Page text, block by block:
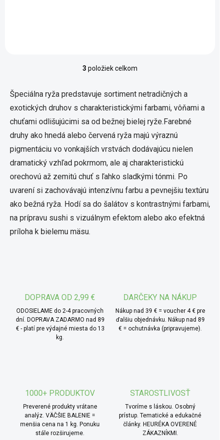
Ovládacie prvky výpisu
3 položiek celkom
Špeciálna ryža predstavuje sortiment netradičných a
exotických druhov s charakteristickými farbami, vôňami a
chuťami odlišujúcimi sa od bežnej bielej ryže.Farebné
druhy ako hnedá alebo červená ryža majú výraznú
pigmentáciu vo vonkajších vrstvách dodávajúcu nielen
dramatický vzhľad pokrmom, ale aj charakteristickú
orechovú až zemitú chuť s ľahko sladkými tónmi. Po
uvarení si zachovávajú intenzívnu farbu a pevnejšiu textúru
ako bežná ryža. Hodí sa do šalátov s kontrastnými farbami,
na prípravu sushi s vizuálnym efektom alebo ako efektná
príloha k bielemu mäsu.
DOPRAVA OD 2,99 €
ODOSIELAME do 2-4 pracovných
dní. DOPRAVA ZADARMO nad 89
€ - platí pre výdajné miesta do 13
kg.
DARČEKY NA NÁKUP
Nákup nad 39 € = voucher 4 € pre
ďalšiu objednávku. Nákup nad 89
€ = ochutnávka (pripravujeme).
1000+ PRODUKTOV
Preverené produkty vrátane
analýz. VÄČŠIE BALENIE =
menšia cena na 1 kg. Ponuku
stále rozširujeme.
STAROSTLIVOSŤ
Tvoríme s láskou. Osobný
prístup. Tematické a edukačné
články. HEURÉKA OVERENÉ
ZÁKAZNÍKMI.